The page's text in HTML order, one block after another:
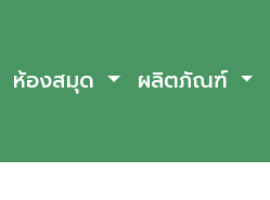
ห้องสมุด ผลิตภัณฑ์